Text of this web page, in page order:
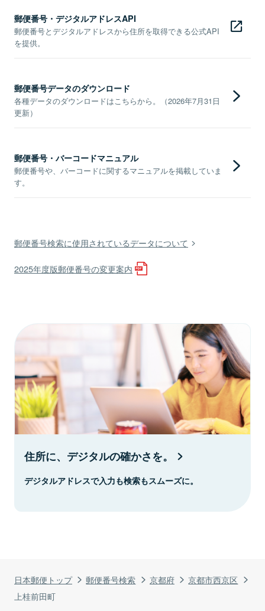
日本郵便トップ 郵便番号検索 京都府
京都市西京区
上桂前田町
郵便番号・デジタルアドレスAPI
郵便番号とデジタルアドレスから住所を取得できる公式API
を提供。
郵便番号データのダウンロード
各種データのダウンロードはこちらから。（2026年7月31日
更新）
郵便番号・バーコードマニュアル
郵便番号や、バーコードに関するマニュアルを掲載していま
す。
郵便番号検索に使用されているデータについて
2025年度版郵便番号の変更案内
住所に、デジタルの確かさを。
デジタルアドレスで入力も検索もスムーズに。